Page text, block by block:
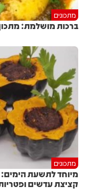
מתכונים
ברכות מושלמת:
מתכונים
מיוחד לתשעת הימים:
קציצת עדשים